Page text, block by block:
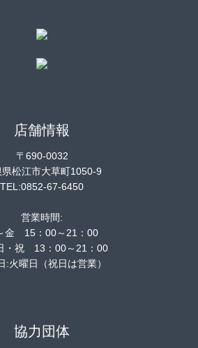
店舗情報
〒690-0032
県松江市大草町1050-9
TEL:0852-67-6450
営業時間:
金 15：00～21：00
・祝 13：00～21：00
:火曜日（祝日は営業）
協力団体